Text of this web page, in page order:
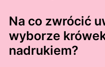
Na co zwrócić
wyborze
nadrukiem?